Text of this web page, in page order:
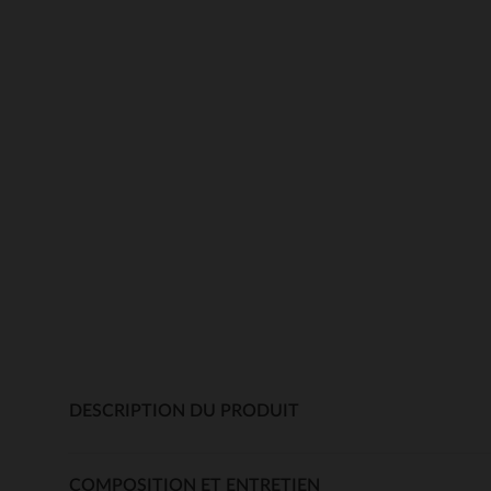
DESCRIPTION DU PRODUIT
COMPOSITION ET ENTRETIEN